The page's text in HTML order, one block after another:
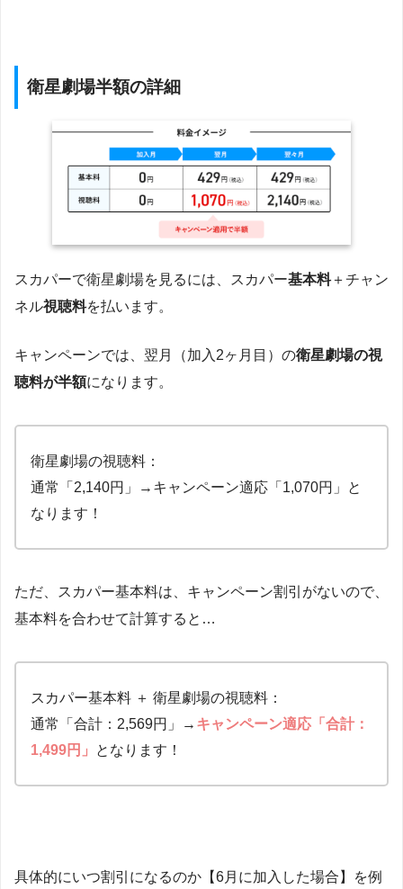
衛星劇場半額の詳細
スカパーで衛星劇場を見るには、スカパー基本料＋チャン
ネル視聴料を払います。
キャンペーンでは、翌月（加入2ヶ月目）の衛星劇場の視
聴料が半額になります。
衛星劇場の視聴料：
通常「2,140円」→キャンペーン適応「1,070円」と
なります！
ただ、スカパー基本料は、キャンペーン割引がないので、
基本料を合わせて計算すると…
スカパー基本料 ＋ 衛星劇場の視聴料：
通常「合計：2,569円」→ キャンペーン適応「合計：
1,499円」
となります！
具体的にいつ割引になるのか【6月に加入した場合】を例